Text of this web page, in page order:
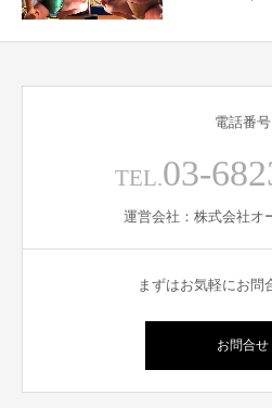
電話番号
TEL.03-
運営会社：株式会社オ
まずはお気軽にお問
お問合せ